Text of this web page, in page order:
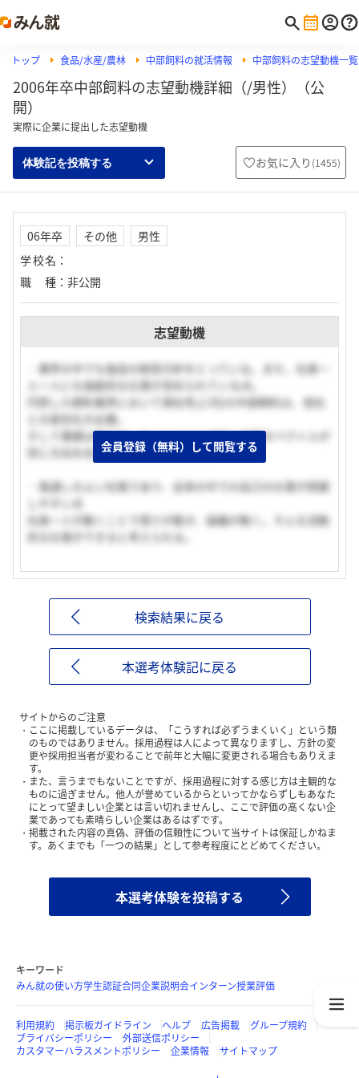
トップ 食品/水産/農林 中部飼料の就活情報 中部飼料の志望動機一覧
2006年卒中部飼料の志望動機詳細（/男性）（公
開）
実際に企業に提出した志望動機
体験記を投稿する お気に入り (1455)
06年卒 その他
男性
学校名 ：
職種 ： 非公開
志望動機
・業界の中でも独自の経営方針をとっている。また、社員一
人一人にも独創的な仕事が求められている点。
円熟した飼料業界において現在売上3位の中部飼料は、他社
との差別化が必要。
そして業績は伸びていることからも方針と結果のベクトルが
同じ方向を向いていると考えられる。
・風通しのよい社風であり、全体の中での自己の仕事が把握
しやすい点
社員一人が動くことで周りが動き、組織が動く。そんな流動
的な仕事ができると考えられる。
会員登録（無料）して閲覧する
検索結果に戻る
本選考体験記に戻る
サイトからのご注意
ここに掲載しているデータは、「こうすれば必ずうまくいく」という類
のものではありません。採用過程は人によって異なりますし、方針の変
更や採用担当者が変わることで前年と大幅に変更される場合もありえま
す。
また、言うまでもないことですが、採用過程に対する感じ方は主観的な
ものに過ぎません。他人が誉めているからといってかならずしもあなた
にとって望ましい企業とは言い切れませんし、ここで評価の高くない企
業であっても素晴らしい企業はあるはずです。
掲載された内容の真偽、評価の信頼性について当サイトは保証しかねま
す。あくまでも「一つの結果」として参考程度にとどめてください。
本選考体験を投稿する
キーワード
みん就の使い方学生認証合同企業説明会インターン授業評価
利用規約 掲示板ガイドライン ヘルプ 広告掲載
グループ規約
プライバシーポリシー
外部送信ポリシー
カスタマーハラスメントポリシー
企業情報 サイトマップ